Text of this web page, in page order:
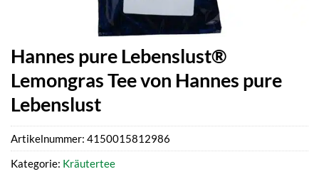
Hannes pure Lebenslust®
Lemongras Tee von Hannes pure
Lebenslust
Artikelnummer: 4150015812986
Kategorie: Kräutertee